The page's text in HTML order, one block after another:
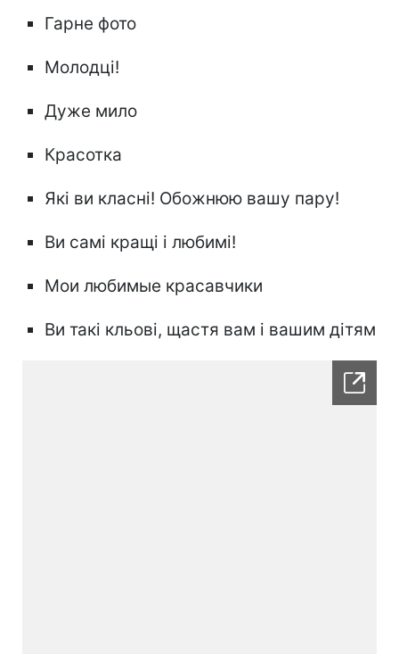
Гарне фото
Молодці!
Дуже мило
Красотка
Які ви класні! Обожнюю вашу пару!
Ви самі кращі і любимі!
Мои любимые красавчики
Ви такі кльові, щастя вам і вашим дітям